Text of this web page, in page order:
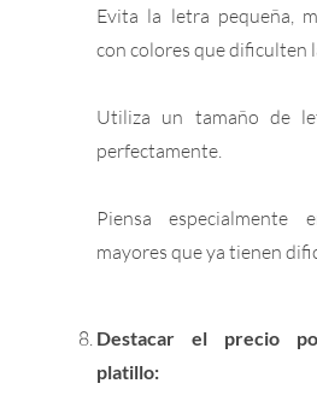
Evita la letra pequeña,
con colores que dificulten
Utiliza un tamaño de
perfectamente.
Piensa especialmente
mayores que ya tienen
Destacar el precio
platillo: